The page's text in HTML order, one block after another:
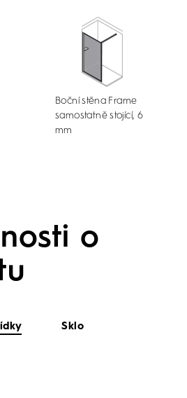
Boční stěna Frame
samostatně stojící, 6
mm
o
Sklo